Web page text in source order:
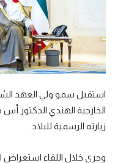
استقبل سمو ولي العهد
الخارجية الهندي الدكتور أس
زيارته الرسمية للبلاد.
وجرى خلال اللقاء استعراض